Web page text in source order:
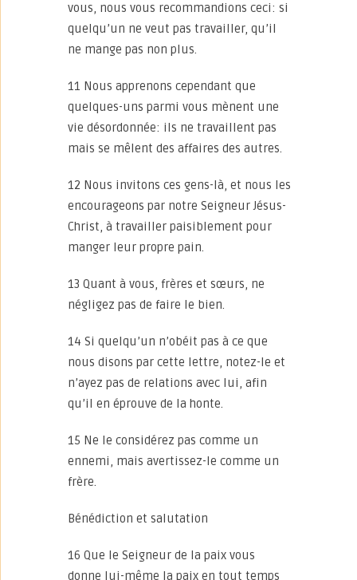
vous, nous vous recommandions ceci: si
quelqu’un ne veut pas travailler, qu’il
ne mange pas non plus.
11 Nous apprenons cependant que
quelques-uns parmi vous mènent une
vie désordonnée: ils ne travaillent pas
mais se mêlent des affaires des autres.
12 Nous invitons ces gens-là, et nous les
encourageons par notre Seigneur Jésus-
Christ, à travailler paisiblement pour
manger leur propre pain.
13 Quant à vous, frères et sœurs, ne
négligez pas de faire le bien.
14 Si quelqu’un n’obéit pas à ce que
nous disons par cette lettre, notez-le et
n’ayez pas de relations avec lui, afin
qu’il en éprouve de la honte.
15 Ne le considérez pas comme un
ennemi, mais avertissez-le comme un
frère.
Bénédiction et salutation
16 Que le Seigneur de la paix vous
donne lui-même la paix en tout temps